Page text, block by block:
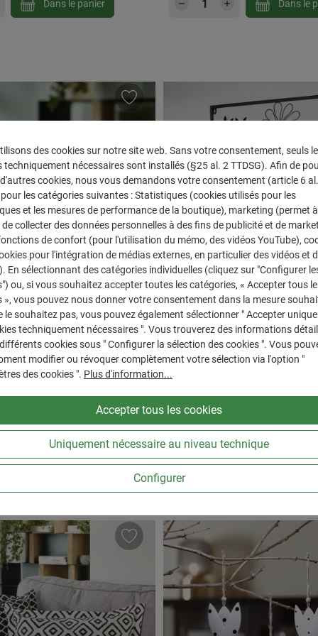
Dans le panier Dans le
ou utilisez les boutons pour
LED "prairie fleurie"
livraison : env. 2-3 jours ouvrables
:
de produit : Entrez la quantité
Dans le panier
Cadre "Black Flowers"
Référence : 770586
Disponible, délai de livraison : env. 2-
Prix régulier :
26,99 €
Prix TVA incluse, en sus
Quantité de
des cookies sur notre site web. Sans votre consentement, seuls
techniquement nécessaires sont installés (§25 al. 2 TTDSG). Afin de
cookies, nous vous demandons votre consentement (article 6
pour les catégories suivantes : Statistiques (cookies utilisés pour les
et les mesures de performance de la boutique), marketing (permet à
de collecter des données personnelles à des fins de publicité et de
de confort (pour l'utilisation du mémo, des vidéos YouTube),
pour l'intégration de médias externes, en particulier des vidéos et
En sélectionnant des catégories individuelles (cliquez sur "Configurer
ou, si vous souhaitez accepter toutes les catégories, « Accepter tous
», vous pouvez nous donner votre consentement dans la mesure
le souhaitez pas, vous pouvez également sélectionner " Accepter
techniquement nécessaires ". Vous trouverez des informations
cookies sous " Configurer la sélection des cookies ". Vous
modifier ou révoquer complètement votre sélection via l'option "
des cookies ". Plus d'information...
Accepter tous les cookies
Uniquement nécessaire au niveau technique
Configurer